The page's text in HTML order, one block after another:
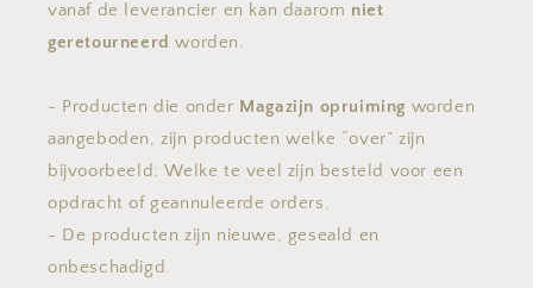
vanaf de leverancier en kan daarom niet
geretourneerd worden.
- Producten die onder Magazijn opruiming worden
aangeboden, zijn producten welke “over” zijn
bijvoorbeeld: Welke te veel zijn besteld voor een
opdracht of geannuleerde orders.
- De producten zijn nieuwe, geseald en
onbeschadigd.